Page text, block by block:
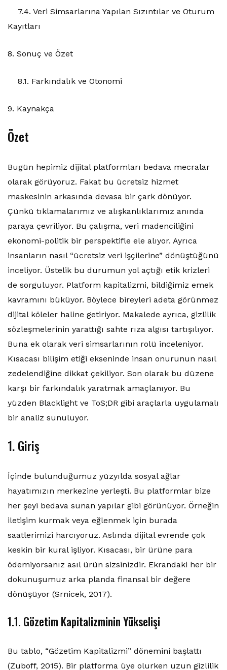
7.4. Veri Simsarlarına Yapılan Sızıntılar ve Oturum
Kayıtları
8. Sonuç ve Özet
8.1. Farkındalık ve Otonomi
9. Kaynakça
Özet
Bugün hepimiz dijital platformları bedava mecralar
olarak görüyoruz. Fakat bu ücretsiz hizmet
maskesinin arkasında devasa bir çark dönüyor.
Çünkü tıklamalarımız ve alışkanlıklarımız anında
paraya çevriliyor. Bu çalışma, veri madenciliğini
ekonomi-politik bir perspektifle ele alıyor. Ayrıca
insanların nasıl “ücretsiz veri işçilerine” dönüştüğünü
inceliyor. Üstelik bu durumun yol açtığı etik krizleri
de sorguluyor. Platform kapitalizmi, bildiğimiz emek
kavramını büküyor. Böylece bireyleri adeta görünmez
dijital köleler haline getiriyor. Makalede ayrıca, gizlilik
sözleşmelerinin yarattığı sahte rıza algısı tartışılıyor.
Buna ek olarak veri simsarlarının rolü inceleniyor.
Kısacası bilişim etiği ekseninde insan onurunun nasıl
zedelendiğine dikkat çekiliyor. Son olarak bu düzene
karşı bir farkındalık yaratmak amaçlanıyor. Bu
yüzden Blacklight ve ToS;DR gibi araçlarla uygulamalı
bir analiz sunuluyor.
1. Giriş
İçinde bulunduğumuz yüzyılda sosyal ağlar
hayatımızın merkezine yerleşti. Bu platformlar bize
her şeyi bedava sunan yapılar gibi görünüyor. Örneğin
iletişim kurmak veya eğlenmek için burada
saatlerimizi harcıyoruz. Aslında dijital evrende çok
keskin bir kural işliyor. Kısacası, bir ürüne para
ödemiyorsanız asıl ürün sizsinizdir. Ekrandaki her bir
dokunuşumuz arka planda finansal bir değere
dönüşüyor (Srnicek, 2017).
1.1. Gözetim Kapitalizminin Yükselişi
Bu tablo, “Gözetim Kapitalizmi” dönemini başlattı
(Zuboff, 2015). Bir platforma üye olurken uzun gizlilik